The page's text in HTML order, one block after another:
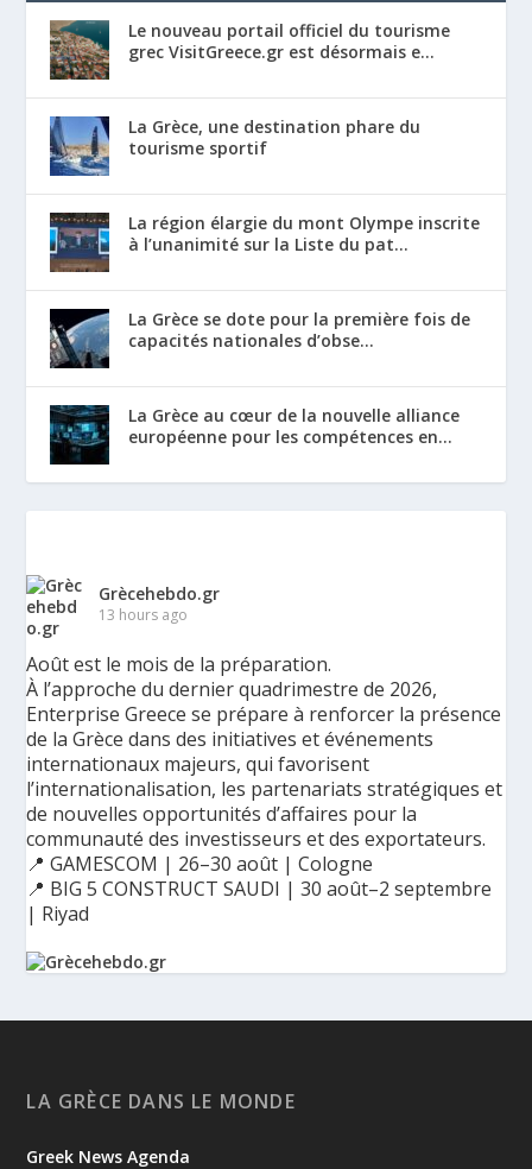
Le nouveau portail officiel du tourisme
grec VisitGreece.gr est désormais e...
La Grèce, une destination phare du
tourisme sportif
La région élargie du mont Olympe inscrite
à l’unanimité sur la Liste du pat...
La Grèce se dote pour la première fois de
capacités nationales d’obse...
La Grèce au cœur de la nouvelle alliance
européenne pour les compétences en...
Grècehebdo.gr
13 hours ago
Août est le mois de la préparation.
À l’approche du dernier quadrimestre de 2026,
Enterprise Greece se prépare à renforcer la présence
de la Grèce dans des initiatives et événements
internationaux majeurs, qui favorisent
l’internationalisation, les partenariats stratégiques et
de nouvelles opportunités d’affaires pour la
communauté des investisseurs et des exportateurs.
📍 GAMESCOM | 26–30 août | Cologne
📍 BIG 5 CONSTRUCT SAUDI | 30 août–2 septembre
| Riyad
Ελλάδας σε διεθνείς δράσεις, που ενισχύουν την
εξωστρέφεια, τις συνεργασίες και τις νέες επιχειρηματικές
LA GRÈCE DANS LE MONDE
Greek News Agenda